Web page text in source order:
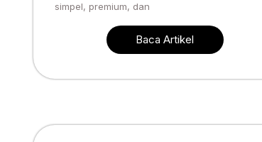
simpel, premium, dan
Baca Artikel